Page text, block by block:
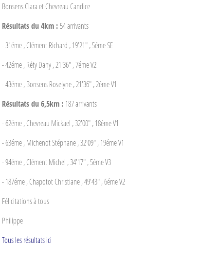
Bonsens Clara et Chevreau Candice
Résultats du 4km : 54 arrivants
- 31éme , Clément Richard , 19'21" , 5éme SE
- 42éme , Réty Dany , 21'36" , 7éme V2
- 43éme , Bonsens Roselyne , 21'36" , 2éme V1
Résultats du 6,5km : 187 arrivants
- 62éme , Chevreau Mickael , 32'00" , 18éme V1
- 63éme , Michenot Stéphane , 32'09" , 19éme V1
- 94éme , Clément Michel , 34'17" , 5éme V3
- 187éme , Chapotot Christiane , 49'43" , 6éme V2
Félicitations à tous
Philippe
Tous les résultats ici